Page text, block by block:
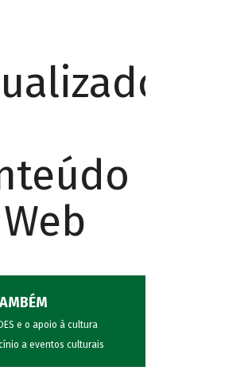
e o apoio à cultura
a eventos culturais